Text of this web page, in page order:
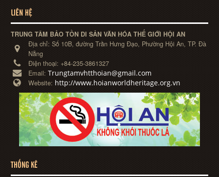
LIÊN HỆ
TRUNG TÂM BẢO TỒN DI SẢN VĂN HÓA THẾ GIỚI HỘI AN
Địa chỉ:Số 10B, đường Trần Hưng Đạo, Phường Hội An, TP. Đà
Nẵng
Điện thoại: +84-235-3861327
Email:Trungtamvhtthoian@gmail.com
Website: http://www.hoianworldheritage.org.vn
THỐNG KÊ